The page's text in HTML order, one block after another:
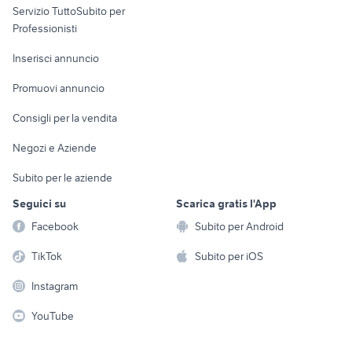
Informatica
Console e
Fotografia
Telefonia
Biciclette
Servizio TuttoSubito per
Professionisti
Inserisci annuncio
Promuovi annuncio
Consigli per la vendita
Negozi e Aziende
Subito per le aziende
Seguici su
Facebook
TikTok
Instagram
YouTube
Scarica gratis l'App
Subito per Android
Subito per iOS